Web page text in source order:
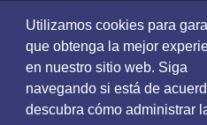
Redes sociales
Utilizamos cookies para
que obtenga la mejor
en nuestro sitio web. Siga
navegando si está de
descubra cómo administrar
Utilizamos cookies para
que obtenga la mejor
en nuestro sitio web. Siga
navegando si está de
descubra cómo administrar